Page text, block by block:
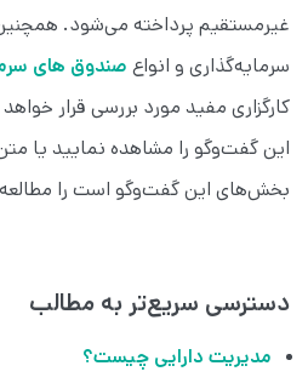
غیرمستقیم پرداخته می‌شود.
سرمایه‌گذاری و انواع صندوق های
کارگزاری مفید مورد بررسی قرار
این گفت‌و‌گو را مشاهده نمایید یا
بخش‌های این گفت‌وگو است را
دسترسی سریع‌تر به مطالب
مدیریت دارایی چیست؟